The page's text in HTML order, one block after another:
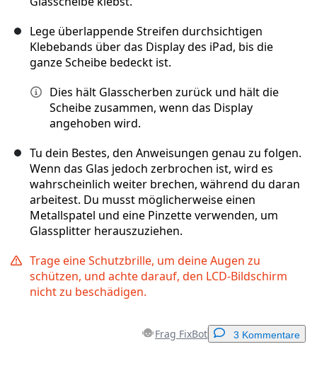
Lege überlappende Streifen durchsichtigen
Klebebands über das Display des iPad, bis die
ganze Scheibe bedeckt ist.
Dies hält Glasscherben zurück und hält die
Scheibe zusammen, wenn das Display
angehoben wird.
Tu dein Bestes, den Anweisungen genau zu folgen.
Wenn das Glas jedoch zerbrochen ist, wird es
wahrscheinlich weiter brechen, während du daran
arbeitest. Du musst möglicherweise einen
Metallspatel und eine Pinzette verwenden, um
Glassplitter herauszuziehen.
Trage eine Schutzbrille, um deine Augen zu
schützen, und achte darauf, den LCD-Bildschirm
nicht zu beschädigen.
Frag FixBot 3 Kommentare